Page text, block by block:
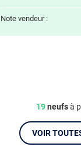
Note vendeur :
19neufsà
VOIR